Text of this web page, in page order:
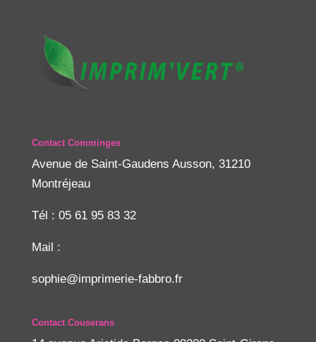
Contact Comminges
Avenue de Saint-Gaudens Ausson, 31210
Montréjeau
Tél : 05 61 95 83 32
Mail :
sophie@imprimerie-fabbro.fr
Contact Couserans